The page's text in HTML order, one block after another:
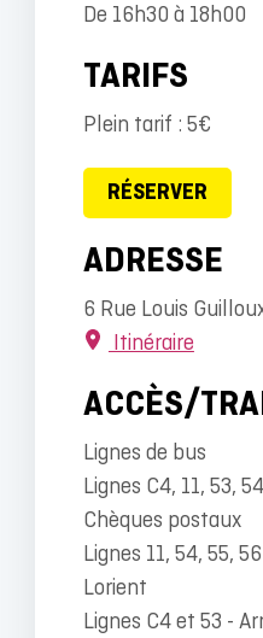
De 16h30 à 18h00
TARIFS
Plein tarif : 5€
RÉSERVER
ADRESSE
6 Rue Louis
Itinéraire
ACCÈS/
Lignes de bus
Lignes C4, 11, 53,
Chèques postaux
Lignes 11, 54, 55,
Lorient
Lignes C4 et 53 -